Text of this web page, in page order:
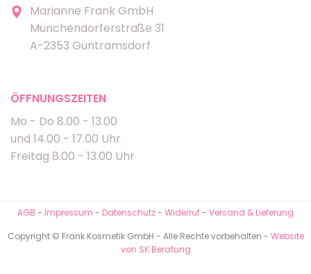
Marianne Frank GmbH
Münchendorferstraße 31
A-2353 Guntramsdorf
ÖFFNUNGSZEITEN
Mo - Do 8.00 - 13.00
und 14.00 - 17.00 Uhr
Freitag 8.00 - 13.00 Uhr
AGB - Impressum - Datenschutz- Widerruf- Versand & Lieferung
Copyright © Frank Kosmetik GmbH - Alle Rechte vorbehalten - Website
von SK Beratung